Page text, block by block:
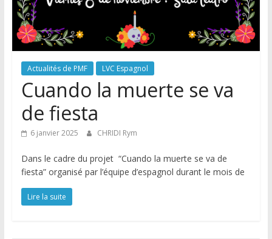
Actualités de PMF LVC Espagnol
Cuando la muerte se va
de fiesta
6 janvier 2025 CHRIDI Rym
Dans le cadre du projet “Cuando la muerte se va de
fiesta” organisé par l’équipe d’espagnol durant le mois de
Lire la suite